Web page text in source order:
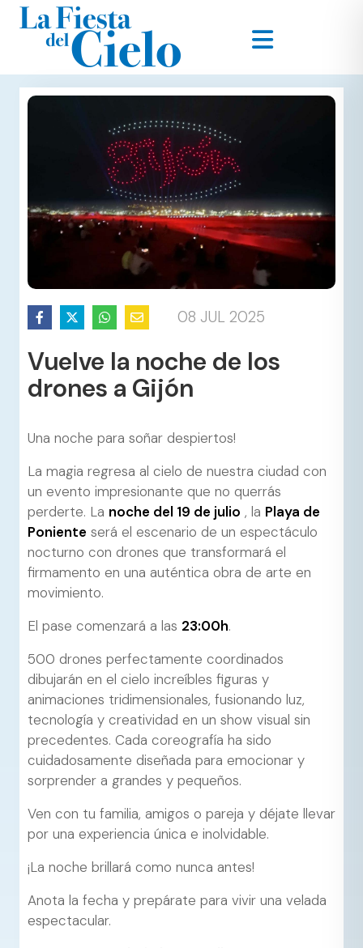
08 JUL 2025
Vuelve la noche de los
drones a Gijón
Una noche para soñar despiertos!
La magia regresa al cielo de nuestra ciudad con
un evento impresionante que no querrás
perderte. La noche del 19 de julio , la Playa de
Poniente será el escenario de un espectáculo
nocturno con drones que transformará el
firmamento en una auténtica obra de arte en
movimiento.
El pase comenzará a las 23:00h.
500 drones perfectamente coordinados
dibujarán en el cielo increíbles figuras y
animaciones tridimensionales, fusionando luz,
tecnología y creatividad en un show visual sin
precedentes. Cada coreografía ha sido
cuidadosamente diseñada para emocionar y
sorprender a grandes y pequeños.
Ven con tu familia, amigos o pareja y déjate llevar
por una experiencia única e inolvidable.
¡La noche brillará como nunca antes!
Anota la fecha y prepárate para vivir una velada
espectacular.